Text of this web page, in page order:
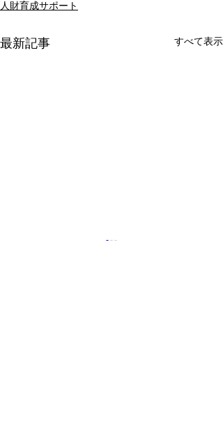
人財育成サポート
最新記事 すべて表示